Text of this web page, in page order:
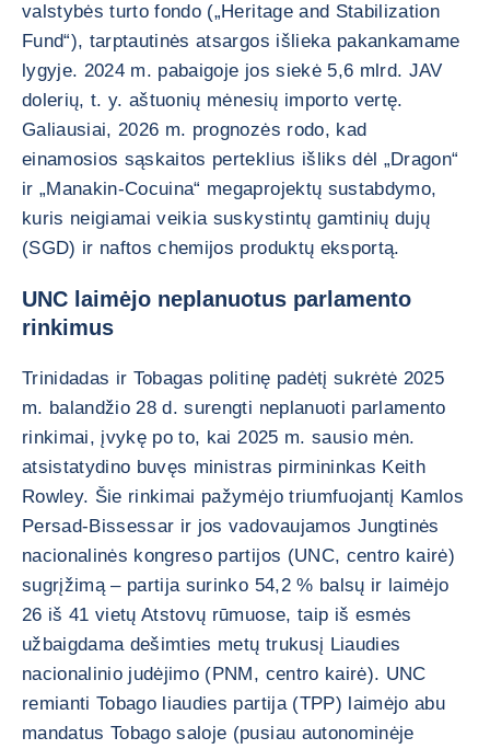
valstybės turto fondo („Heritage and Stabilization
Fund“), tarptautinės atsargos išlieka pakankamame
lygyje. 2024 m. pabaigoje jos siekė 5,6 mlrd. JAV
dolerių, t. y. aštuonių mėnesių importo vertę.
Galiausiai, 2026 m. prognozės rodo, kad
einamosios sąskaitos perteklius išliks dėl „Dragon“
ir „Manakin-Cocuina“ megaprojektų sustabdymo,
kuris neigiamai veikia suskystintų gamtinių dujų
(SGD) ir naftos chemijos produktų eksportą.
UNC laimėjo neplanuotus parlamento
rinkimus
Trinidadas ir Tobagas politinę padėtį sukrėtė 2025
m. balandžio 28 d. surengti neplanuoti parlamento
rinkimai, įvykę po to, kai 2025 m. sausio mėn.
atsistatydino buvęs ministras pirmininkas Keith
Rowley. Šie rinkimai pažymėjo triumfuojantį Kamlos
Persad-Bissessar ir jos vadovaujamos Jungtinės
nacionalinės kongreso partijos (UNC, centro kairė)
sugrįžimą – partija surinko 54,2 % balsų ir laimėjo
26 iš 41 vietų Atstovų rūmuose, taip iš esmės
užbaigdama dešimties metų trukusį Liaudies
nacionalinio judėjimo (PNM, centro kairė). UNC
remianti Tobago liaudies partija (TPP) laimėjo abu
mandatus Tobago saloje (pusiau autonominėje